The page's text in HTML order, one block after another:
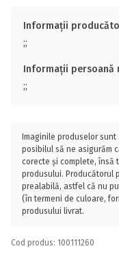
Informații
;;
Informații persoană
;;
Imaginile produselor
posibilul să ne asigurăm
corecte și complete, însă
produsului. Producătorul
prealabilă, astfel că nu
(în termeni de culoare,
produsului livrat.
Cod produs: 100111260